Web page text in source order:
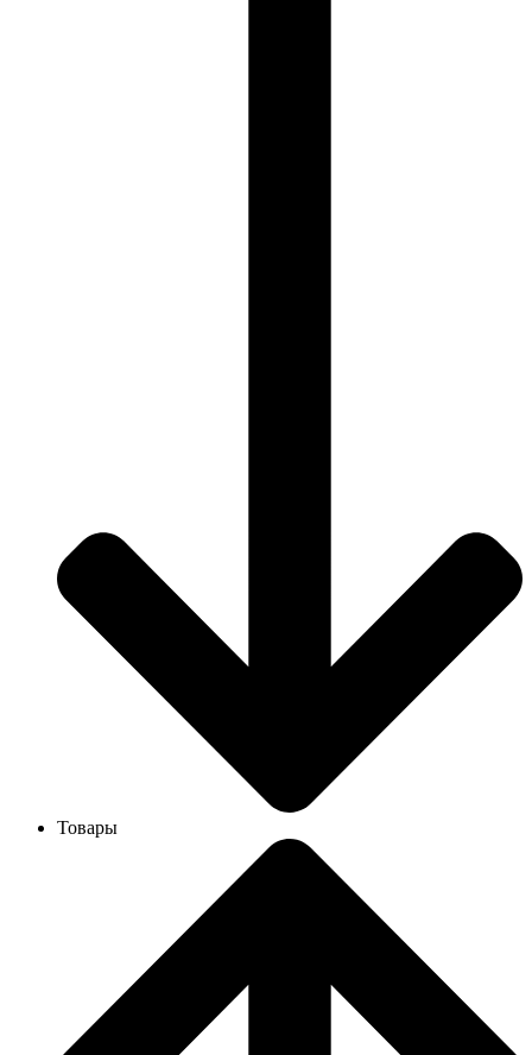
Товары